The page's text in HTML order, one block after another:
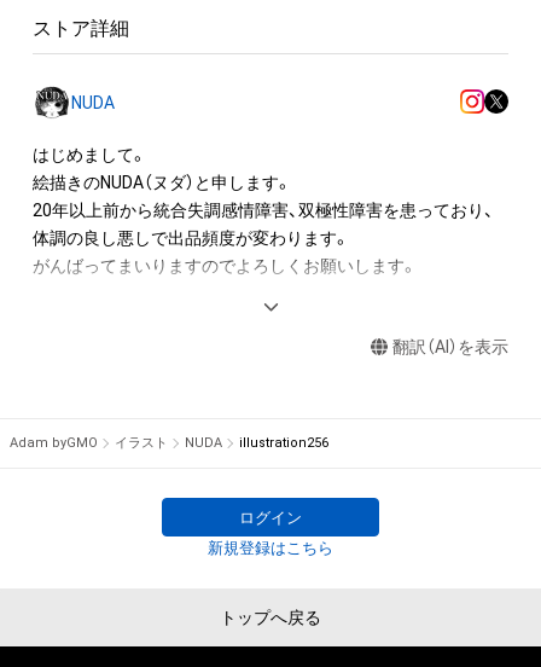
する
よび無料配布をする
・アイテム画像を使用した二次創作物（ご自身で描いたイラスト
など）を作成する
アイテムに関する注意事項
・本アイテムに関する創作物(画像および映像、音楽、商標または
ロゴ等を含みますがこれらに限られません。)にかかる知的財産
産権(それらの権利を取得し、又はそれらの権利につき登録等を
出願する権利を含みます。)を意味します。)は、本アイテムの著
知的財産権を有することを意味しません。
の管理委託を受けている者からの事前の同意なしに、上記の「本
アイテムの保有者が有する権利」の範囲を超えた行為、知的財産
せん。)を行うことはできません。
・本アイテムに関する創作物の利用については、公序良俗や法令
ストア詳細
NUDA
はじめまして。
絵描きのNUDA（ヌダ）と申します。
20年以上前から統合失調感情障害、双極性障害を患っており、
体調の良し悪しで出品頻度が変わります。
がんばってまいりますのでよろしくお願いします。
その後フリーランスにて、イラスト制作やグラフィックデザイ
その他、漫画を制作していた期間もあり、
様々な創作活動を展開し続けております。
翻訳（AI）を表示
Adam byGMO イラスト NUDA illustration256
ログイン
新規登録はこちら
トップへ戻る